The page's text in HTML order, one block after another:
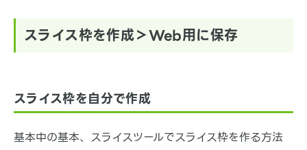
スライス枠を作成＞Web用に保存
スライス枠を自分で作成
基本中の基本、スライスツールでスライス枠を作る方法